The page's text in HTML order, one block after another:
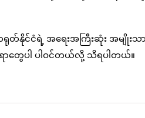
နိုင်ငံရဲ့ အရေးအကြီးဆုံး အမျိုး
ေရာတွေပါ ပါဝင်တယ်လို့ သိရပါတယ်။